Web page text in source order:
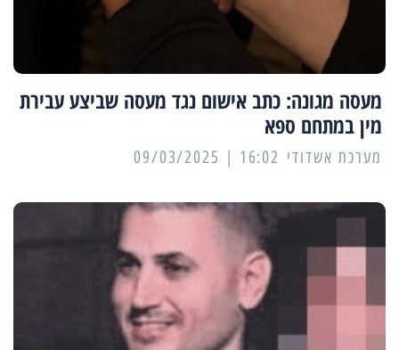
מעסה מגונה: כתב אישום נגד מעסה שביצע עבירת
מין במתחם ספא
מערכת אשדודי 16:02 | 09/03/2025